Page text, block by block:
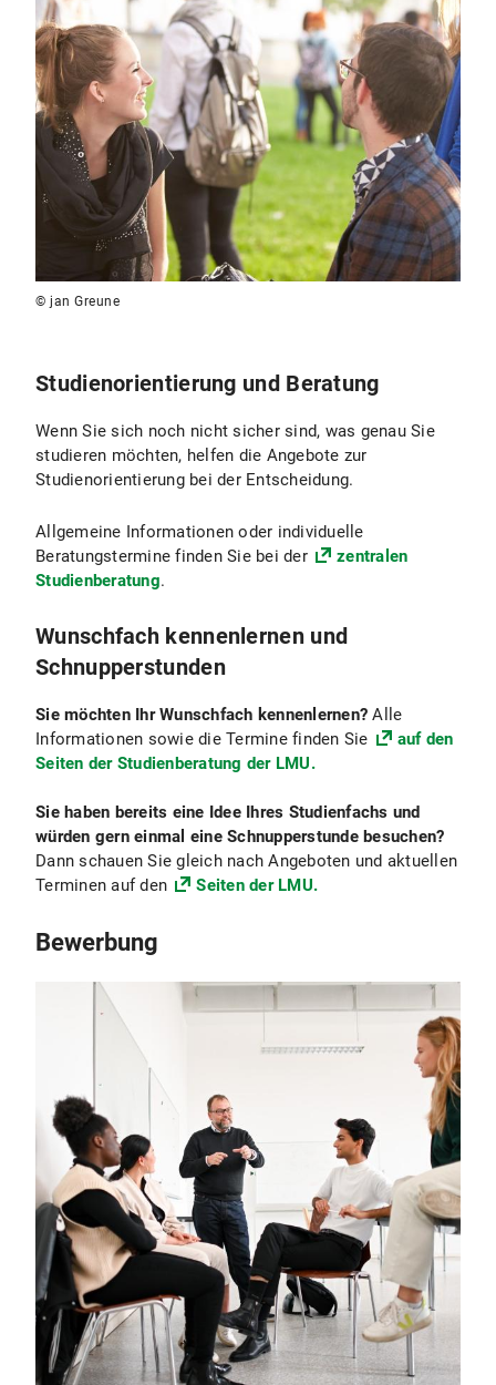
© jan Greune
Studienorientierung und Beratung
Wenn Sie sich noch nicht sicher sind, was genau Sie
studieren möchten, helfen die Angebote zur
Studienorientierung bei der Entscheidung.
Allgemeine Informationen oder individuelle
Beratungstermine finden Sie bei der
zentralen
Studienberatung.
Wunschfach kennenlernen und
Schnupperstunden
Sie möchten Ihr Wunschfach kennenlernen? Alle
Informationen sowie die Termine finden Sie
auf den
Seiten der Studienberatung der LMU.
Sie haben bereits eine Idee Ihres Studienfachs und
würden gern einmal eine Schnupperstunde besuchen?
Dann schauen Sie gleich nach Angeboten und aktuellen
Terminen auf den
Seiten der LMU.
Bewerbung